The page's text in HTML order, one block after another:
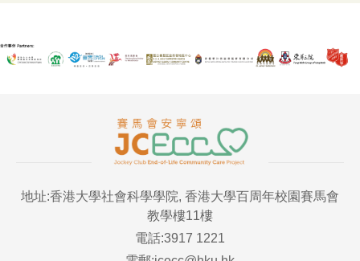
地址:香港大學社會科學學院, 香港大學百周年校園賽馬會
教學樓11樓
電話:3917 1221